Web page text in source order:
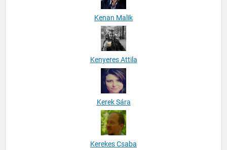
Kenan Malik
Kenyeres Attila
Kerek Sára
Kerekes Csaba